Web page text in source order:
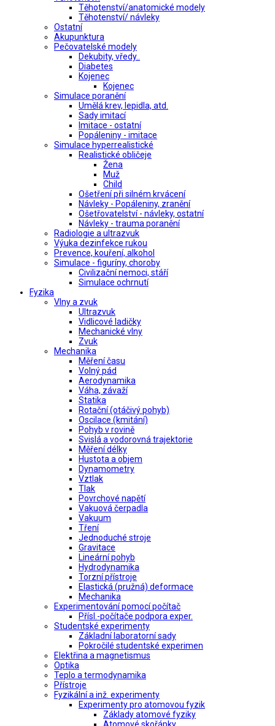
Těhotenství/anatomické modely
Těhotenství/ návleky
Ostatní
Akupunktura
Pečovatelské modely
Dekubity, vředy..
Diabetes
Kojenec
Kojenec
Simulace poranění
Umělá krev, lepidla, atd.
Sady imitací
Imitace - ostatní
Popáleniny - imitace
Simulace hyperrealistické
Realistické obličeje
Žena
Muž
Child
Ošetření při silném krvácení
Návleky - Popáleniny, zranění
Ošetřovatelství - návleky, ostatní
Návleky - trauma poranění
Radiologie a ultrazvuk
Výuka dezinfekce rukou
Prevence, kouření, alkohol
Simulace - figuríny, choroby
Civilizační nemoci, stáří
Simulace ochrnutí
Fyzika
Vlny a zvuk
Ultrazvuk
Vidlicové ladičky
Mechanické vlny
Zvuk
Mechanika
Měření času
Volný pád
Aerodynamika
Váha, závaží
Statika
Rotační (otáčivý pohyb)
Oscilace (kmitání)
Pohyb v rovině
Svislá a vodorovná trajektorie
Měření délky
Hustota a objem
Dynamometry
Vztlak
Tlak
Povrchové napětí
Vakuová čerpadla
Vakuum
Tření
Jednoduché stroje
Gravitace
Lineární pohyb
Hydrodynamika
Torzní přístroje
Elastická (pružná) deformace
Mechanika
Experimentování pomocí počítač
Přísl.-počítače podpora exper.
Studentské experimenty
Základní laboratorní sady
Pokročilé studentské experimen
Elektřina a magnetismus
Optika
Teplo a termodynamika
Přístroje
Fyzikální a inž. experimenty
Experimenty pro atomovou fyzik
Základy atomové fyziky
Atomové skořápky